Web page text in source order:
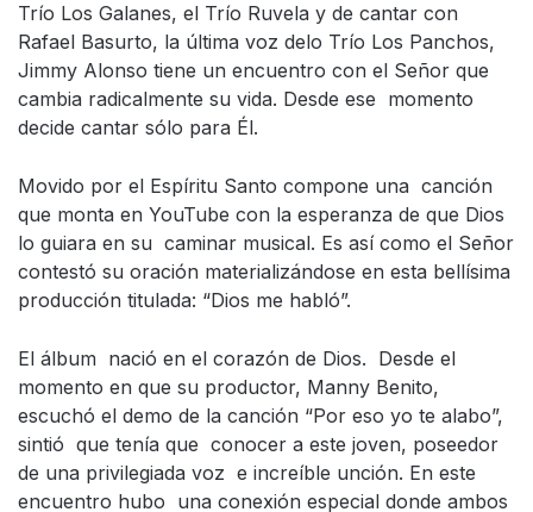
Trío Los Galanes, el Trío Ruvela y de cantar con
Rafael Basurto, la última voz delo Trío Los Panchos,
Jimmy Alonso tiene un encuentro con el Señor que
cambia radicalmente su vida. Desde ese momento
decide cantar sólo para Él.
Movido por el Espíritu Santo compone una canción
que monta en YouTube con la esperanza de que Dios
lo guiara en su caminar musical. Es así como el Señor
contestó su oración materializándose en esta bellísima
producción titulada: “Dios me habló”.
El álbum nació en el corazón de Dios. Desde el
momento en que su productor, Manny Benito,
escuchó el demo de la canción “Por eso yo te alabo”,
sintió que tenía que conocer a este joven, poseedor
de una privilegiada voz e increíble unción. En este
encuentro hubo una conexión especial donde ambos